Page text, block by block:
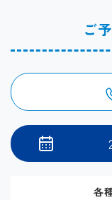
ご
各